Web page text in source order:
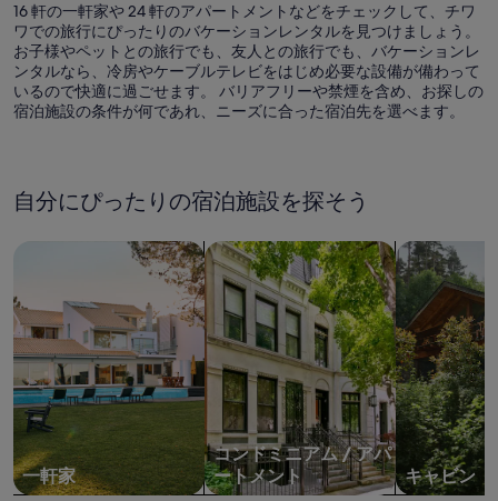
16 軒の一軒家や 24 軒のアパートメントなどをチェックして、チワ
ワでの旅行にぴったりのバケーションレンタルを見つけましょう。
お子様やペットとの旅行でも、友人との旅行でも、バケーションレ
ンタルなら、冷房やケーブルテレビをはじめ必要な設備が備わって
いるので快適に過ごせます。 バリアフリーや禁煙を含め、お探しの
宿泊施設の条件が何であれ、ニーズに合った宿泊先を選べます。
自分にぴったりの宿泊施設を探そう
一軒家
コンドミニアム / アパ
ートメント
コンドミニアム、アパートメントを
キャビン
キャビンを